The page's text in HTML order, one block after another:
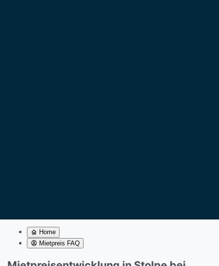
Home
Mietpreis FAQ